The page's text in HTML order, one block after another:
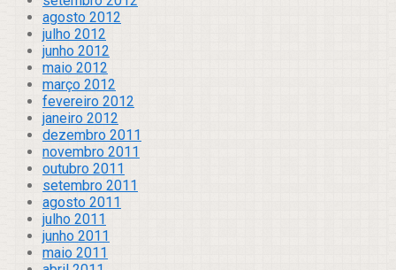
agosto 2012
julho 2012
junho 2012
maio 2012
março 2012
fevereiro 2012
janeiro 2012
dezembro 2011
novembro 2011
outubro 2011
setembro 2011
agosto 2011
julho 2011
junho 2011
maio 2011